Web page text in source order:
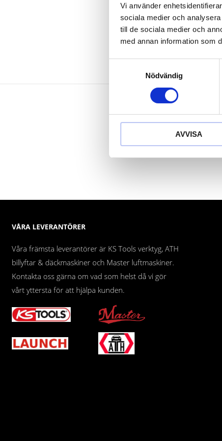
Vi använder
sociala medier och
till de sociala medier och
med annan information som
Nödvändig
AVVISA
Blästrad
Krom
VÅRA LEVERANTÖRER
Våra främsta leverantörer är KS Tools verktyg, ATH
billyftar & däckmaskiner och Master luftmaskiner.
Kontakta oss gärna om vad som helst då vi gör
vårt yttersta för att hjälpa kunden.